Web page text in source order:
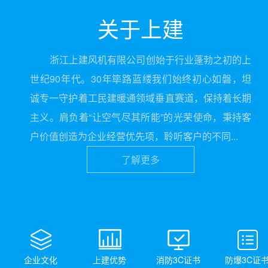
关于上建
浙江上建风机有限公司创始于行业蓬勃之初的上
世纪90年代。30年筚路蓝缕我们始终初心如磐，坦
诚专一守护着工民建暖通领域垂直赛道，保持着长期
主义。肩负着“让空气尽其所能”的光荣使命，秉持客
户价值创造为企业经营优先项，聆听客户的不同...
了解更多
企业文化 上建优势 消防3C证书 防爆3C证